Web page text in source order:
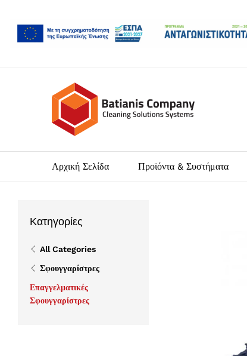
Αρχική Σελίδα Προϊόντα & Συστήματα
Κατηγορίες
All Categories
Σφουγγαρίστρες
Επαγγελματικές
Σφουγγαρίστρες